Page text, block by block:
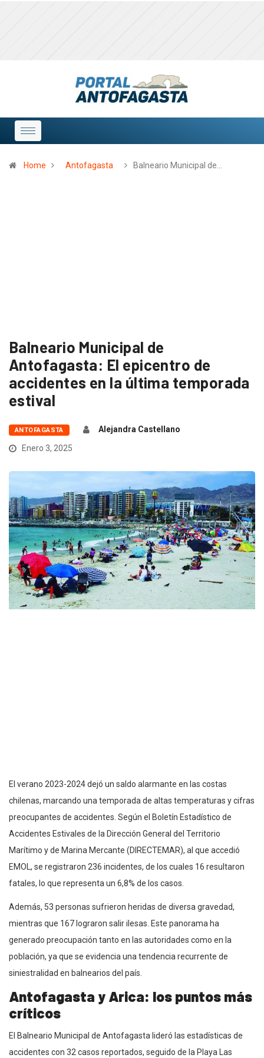
Home Antofagasta Balneario Municipal de…
Balneario Municipal de
Antofagasta: El epicentro de
accidentes en la última temporada
estival
ANTOFAGASTA
Alejandra Castellano
Enero 3, 2025
El verano 2023-2024 dejó un saldo alarmante en las costas
chilenas, marcando una temporada de altas temperaturas y cifras
preocupantes de accidentes. Según el Boletín Estadístico de
Accidentes Estivales de la Dirección General del Territorio
Marítimo y de Marina Mercante (DIRECTEMAR), al que accedió
EMOL, se registraron 236 incidentes, de los cuales 16 resultaron
fatales, lo que representa un 6,8% de los casos.
Además, 53 personas sufrieron heridas de diversa gravedad,
mientras que 167 lograron salir ilesas. Este panorama ha
generado preocupación tanto en las autoridades como en la
población, ya que se evidencia una tendencia recurrente de
siniestralidad en balnearios del país.
Antofagasta y Arica: los puntos más
críticos
El Balneario Municipal de Antofagasta lideró las estadísticas de
accidentes con 32 casos reportados, seguido de la Playa Las